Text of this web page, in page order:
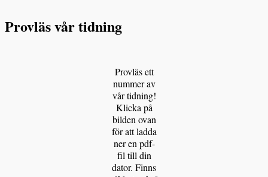
Provläs vår tidning
Provläs ett
nummer av
vår tidning!
Klicka på
bilden ovan
för att ladda
ner en pdf-
fil till din
dator. Finns